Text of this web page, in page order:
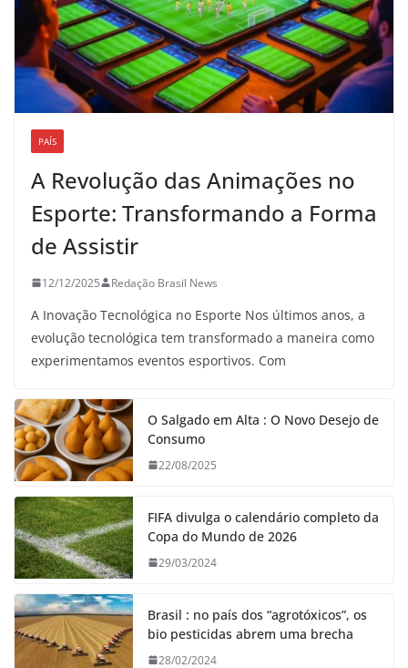
PAÍS
A Revolução das Animações no
Esporte: Transformando a Forma
de Assistir
12/12/2025 Redação Brasil News
A Inovação Tecnológica no Esporte Nos últimos anos, a
evolução tecnológica tem transformado a maneira como
experimentamos eventos esportivos. Com
O Salgado em Alta : O Novo Desejo de
Consumo
22/08/2025
FIFA divulga o calendário completo da
Copa do Mundo de 2026
29/03/2024
Brasil : no país dos “agrotóxicos”, os
bio pesticidas abrem uma brecha
28/02/2024